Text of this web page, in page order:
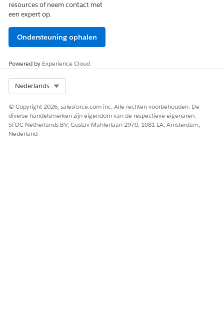
resources of neem contact met
een expert op.
Ondersteuning ophalen
Powered by Experience Cloud
Nederlands
© Copyright 2026, salesforce.com inc. Alle rechten voorbehouden. De
diverse handelsmerken zijn eigendom van de respectieve eigenaren.
SFDC Netherlands BV, Gustav Mahlerlaan 2970, 1081 LA, Amsterdam,
Nederland